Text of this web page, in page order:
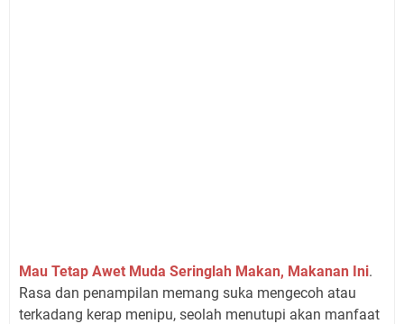
Mau Tetap Awet Muda Seringlah Makan, Makanan Ini.
Rasa dan penampilan memang suka mengecoh atau
terkadang kerap menipu, seolah menutupi akan manfaat